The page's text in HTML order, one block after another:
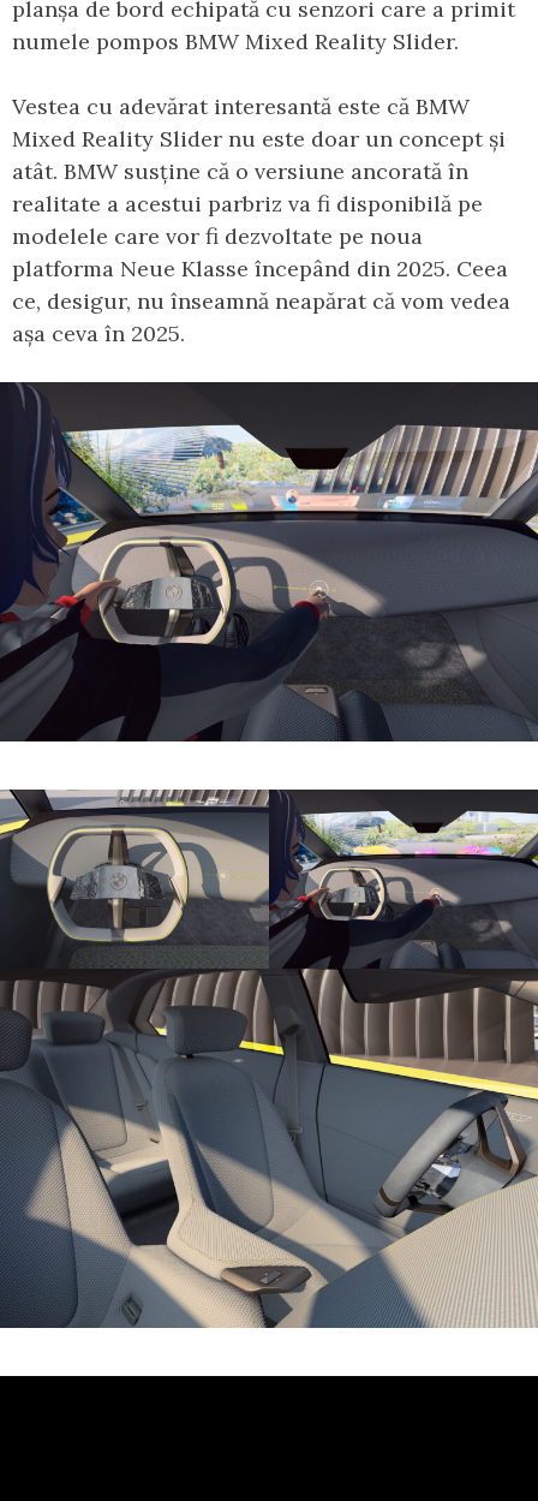
planșa de bord echipată cu senzori care a primit
numele pompos BMW Mixed Reality Slider.
Vestea cu adevărat interesantă este că BMW
Mixed Reality Slider nu este doar un concept și
atât. BMW susține că o versiune ancorată în
realitate a acestui parbriz va fi disponibilă pe
modelele care vor fi dezvoltate pe noua
platforma Neue Klasse începând din 2025. Ceea
ce, desigur, nu înseamnă neapărat că vom vedea
așa ceva în 2025.